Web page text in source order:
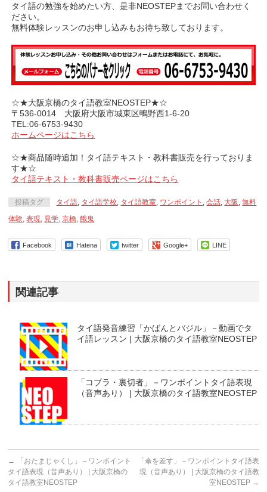
タイ語の勉強を始めたい方、是非NEOSTEPまでお問い合わせく
ださい。
無料体験レッスンのお申し込みもお待ち致しております。
☆★大阪京橋のタイ語教室NEOSTEP★☆
〒536-0014 大阪府大阪市城東区鴫野西1-6-20
TEL:06-6753-9430
ホームページはこちら
☆★商品随時追加！タイ語テキスト・教科書販売を行っておりま
す★☆
タイ語テキスト・教科書販売ページはこちら
投稿タグ タイ語, タイ語学校, タイ語教室, ワンポイント ,会話, 大阪 ,無料
体験,表現, 見学,京橋,餓鬼
Facebook Hatena twitter Google+ LINE
関連記事
タイ語発音練習「かばんとバジル」－動画でタ
イ語レッスン | 大阪京橋のタイ語教室NEOSTEP
「コブラ・裏切者」－ワンポイントタイ語表現
（音声あり） | 大阪京橋のタイ語教室NEOSTEP
←
「おたまじゃくし」－ワンポイント
タイ語表現（音声あり） | 大阪京橋の
タイ語教室NEOSTEP
「傘を差す」－ワンポイントタイ語表
現（音声あり） | 大阪京橋のタイ語教
室NEOSTEP →